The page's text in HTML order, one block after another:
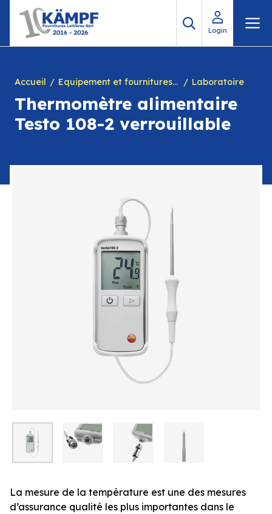
contenu
Login
Accueil Equipement et fournitures pour fromagerie Laboratoire
Thermomètre alimentaire
Testo 108-2 verrouillable
La mesure de la température est une des mesures
d’assurance qualité les plus importantes dans le